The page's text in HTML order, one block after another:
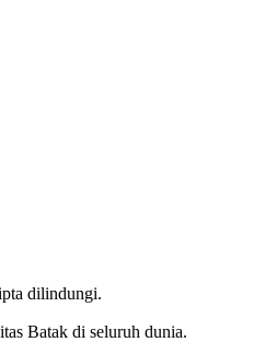
dilindungi.
Batak di seluruh dunia.